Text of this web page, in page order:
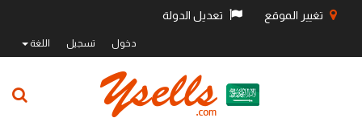
تغيير الموقع تعديل الدولة
دخول تسجيل اللغة